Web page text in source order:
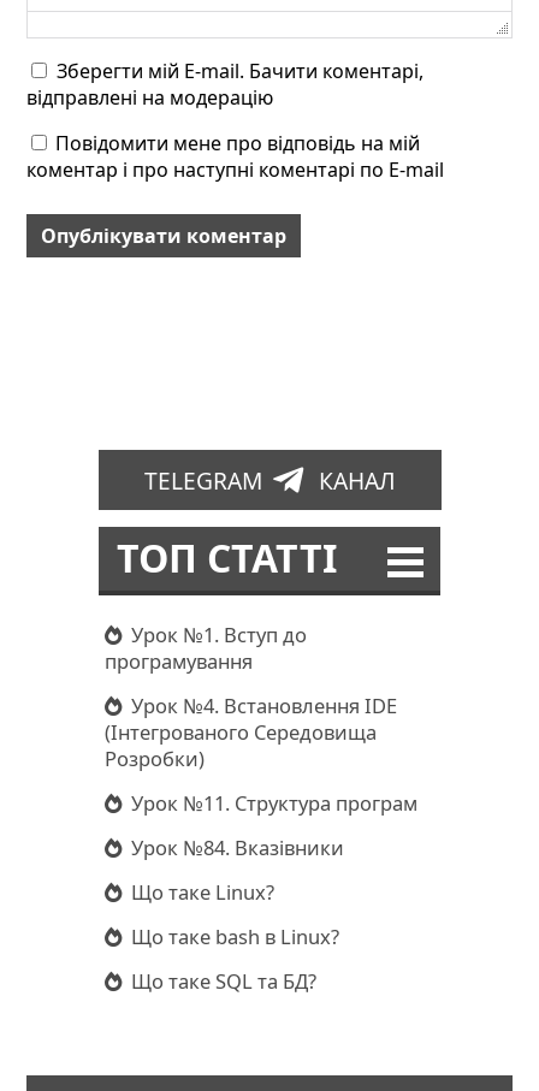
Зберегти мій E-mail. Бачити коментарі,
відправлені на модерацію
Повідомити мене про відповідь на мій
коментар і про наступні коментарі по E-mail
TELEGRAM КАНАЛ
ТОП СТАТТІ
Урок №1. Вступ до
програмування
Урок №4. Встановлення IDE
(Інтегрованого Середовища
Розробки)
Урок №11. Структура програм
Урок №84. Вказівники
Що таке Linux?
Що таке bash в Linux?
Що таке SQL та БД?